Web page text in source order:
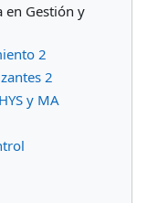
en Gestión y
2
2
y MA